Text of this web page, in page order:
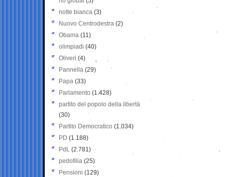
notte bianca (3)
Nuovo Centrodestra (2)
Obama (11)
olimpiadi (40)
Oliveri (4)
Pannella (29)
Papa (33)
Parlamento (1.428)
partito del popolo della libertà
(30)
Partito Democratico (1.034)
PD (1.188)
PdL (2.781)
pedofilia (25)
Pensioni (129)